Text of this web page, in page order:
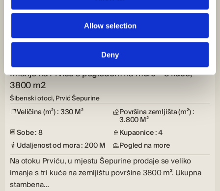
Allow selection
Deny
1.600.000,00 €
Imanje na Prviću s pogledom na more – 3 kuće,
3800 m2
Šibenski otoci, Prvić Šepurine
Veličina (m²) : 330 M² Površina zemljišta (m²) :
3.800 M²
Sobe : 8
Kupaonice : 4
Udaljenost od mora : 200 M
Pogled na more
Na otoku Prviću, u mjestu Šepurine prodaje se veliko
imanje s tri kuće na zemljištu površine 3800 m². Ukupna
stambena…